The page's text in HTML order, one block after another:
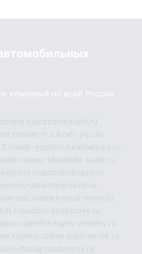
компаний по всей России
prazdnikdushi.ru
ciam-fr.rukraft-you.ru
web-explore.ru rastenuya.ru
strah-news.rufreeride-team.ru
autostudiopro.ru
pornv.ruatlantpereezd.ru
a-cdc.ruelektrostal-news.ru
budem-znakomye.ru
emfire.rupro-otdelky.ru
seks-uzbek.ruporno-vk.ru
vd-dosug.ruadonyev.ru